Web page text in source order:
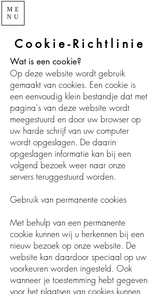
ME
NU
Cookie-Richtlinie
Wat is een cookie?
Op deze website wordt gebruik
gemaakt van cookies. Een cookie is
een eenvoudig klein bestandje dat met
pagina's van deze website wordt
meegestuurd en door uw browser op
uw harde schrijf van uw computer
wordt opgeslagen. De daarin
opgeslagen informatie kan bij een
volgend bezoek weer naar onze
servers teruggestuurd worden.
Gebruik van permanente cookies
Met behulp van een permanente
cookie kunnen wij u herkennen bij een
nieuw bezoek op onze website. De
website kan daardoor speciaal op uw
voorkeuren worden ingesteld. Ook
wanneer je toestemming hebt gegeven
voor het plaatsen van cookies kunnen